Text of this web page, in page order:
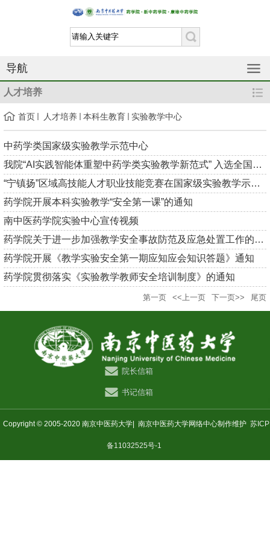
导航
人才培养
首页 人才培养 本科生教育 实验教学中心
中药学类国家级实验教学示范中心
我院“AI实践智能体重塑中药学类实验教学新范式” 入选全国医学...
“宁镇扬”区域高技能人才职业技能竞赛在国家级实验教学示范中心...
药学院开展本科实验教学“安全第一课”的通知
南中医药学院实验中心宣传视频
药学院关于进一步加强教学安全事故防范及应急处置工作的通知
药学院开展《教学实验安全第一期应知应会知识答题》通知
药学院贯彻落实《实验教学教师安全培训制度》的通知
第一页 <<上一页 下一页>> 尾页
院长信箱
书记信箱
Copyright © 2005-2020 南京中医药大学| 南京中医药大学网络中心制作维护 苏ICP
备11032525号-1